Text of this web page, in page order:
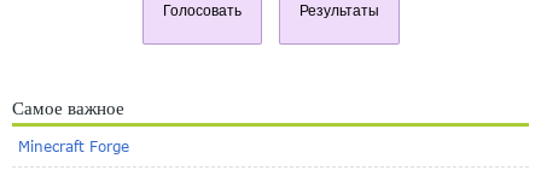
Голосовать Результаты
Самое важное
Minecraft Forge